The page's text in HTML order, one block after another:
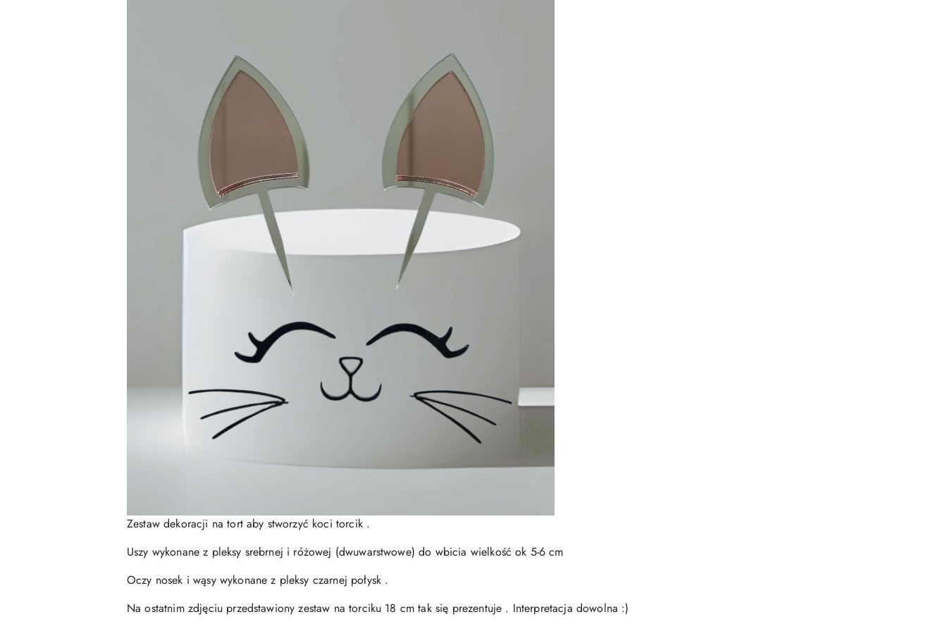
Zestaw dekoracji na tort aby stworzyć koci torcik .
Uszy wykonane z pleksy srebrnej i różowej (dwuwarstwowe) do wbicia wielkość ok 5-6 cm
Oczy nosek i wąsy wykonane z pleksy czarnej połysk .
Na ostatnim zdjęciu przedstawiony zestaw na torciku 18 cm tak się prezentuje . Interpretacja dowolna :)